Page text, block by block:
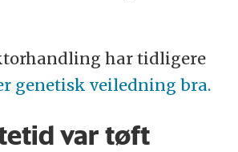
har tidligere
genetisk veiledning bra.
var tøft